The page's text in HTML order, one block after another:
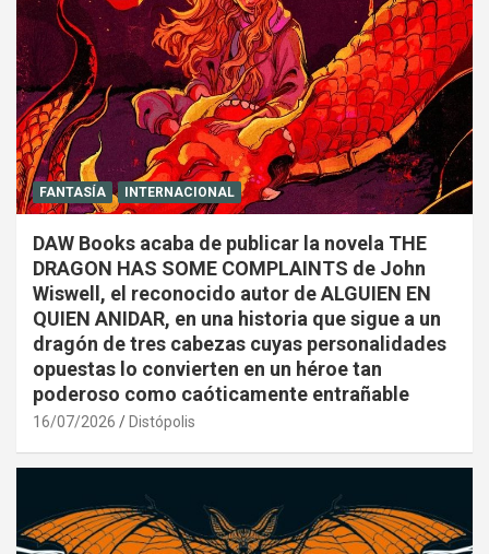
FANTASÍA INTERNACIONAL
DAW Books acaba de publicar la novela THE
DRAGON HAS SOME COMPLAINTS de John
Wiswell, el reconocido autor de ALGUIEN EN
QUIEN ANIDAR, en una historia que sigue a un
dragón de tres cabezas cuyas personalidades
opuestas lo convierten en un héroe tan
poderoso como caóticamente entrañable
16/07/2026 Distópolis